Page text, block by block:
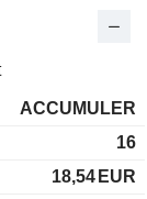
ACCUMULER
16
18,54 EUR